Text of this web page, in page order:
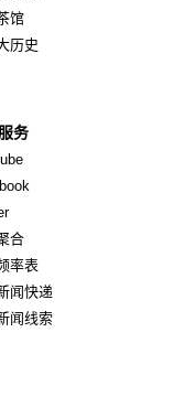
馆
历史
务
Opens in new window
合
率表
闻快递
闻线索